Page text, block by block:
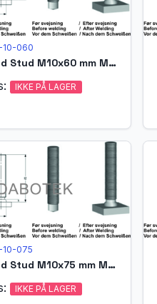
10-060
MD Threated Stud M10x60 mm Matr. A4-70 acc. EN ISO 13918 (MPF)
IKKE PÅ LAGER
10-075
MD Threated Stud M10x75 mm Matr. A4-70 acc. EN ISO 13918 (MPF)
IKKE PÅ LAGER